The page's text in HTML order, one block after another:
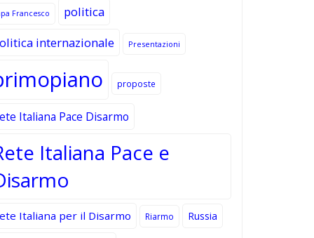
Francesco
politica
internazionale
Presentazioni
proposte
Italiana Pace Disarmo
Italiana Pace e
Italiana per il Disarmo Riarmo Russia